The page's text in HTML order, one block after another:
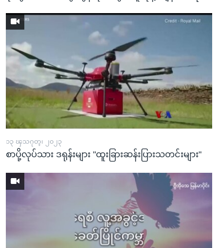
၁၃ ၾသဂုတ္၊ ၂၀၂၃
စာပို့လုပ်သား ဒရုန်းများ "ထူးခြားဆန်းပြားသတင်းများ"